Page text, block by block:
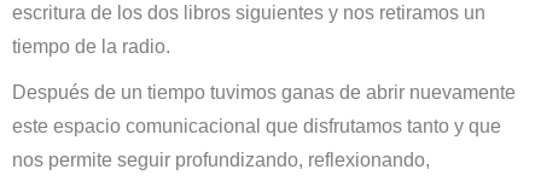
escritura de los dos libros siguientes y nos retiramos un
tiempo de la radio.
Después de un tiempo tuvimos ganas de abrir nuevamente
este espacio comunicacional que disfrutamos tanto y que
nos permite seguir profundizando, reflexionando,